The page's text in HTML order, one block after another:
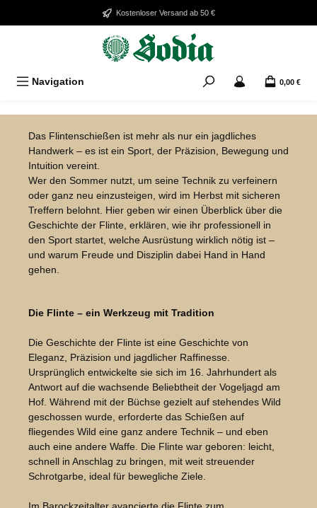
Zum Hauptinhalt springenKostenloser Versand ab 50 €
Navigation 0,00 €
Das Flintenschießen ist mehr als nur ein jagdliches
Handwerk – es ist ein Sport, der Präzision, Bewegung und
Intuition vereint.
Wer den Sommer nutzt, um seine Technik zu verfeinern
oder ganz neu einzusteigen, wird im Herbst mit sicheren
Treffern belohnt. Hier geben wir einen Überblick über die
Geschichte der Flinte, erklären, wie ihr professionell in
den Sport startet, welche Ausrüstung wirklich nötig ist –
und warum Freude und Disziplin dabei Hand in Hand
gehen.
Die Flinte – ein Werkzeug mit Tradition
Die Geschichte der Flinte ist eine Geschichte von
Eleganz, Präzision und jagdlicher Raffinesse.
Ursprünglich entwickelte sie sich im 16. Jahrhundert als
Antwort auf die wachsende Beliebtheit der Vogeljagd am
Hof. Während mit der Büchse gezielt auf stehendes Wild
geschossen wurde, erforderte das Schießen auf
fliegendes Wild eine ganz andere Technik – und eben
auch eine andere Waffe. Die Flinte war geboren: leicht,
schnell in Anschlag zu bringen, mit weit streuender
Schrotgarbe, ideal für bewegliche Ziele.